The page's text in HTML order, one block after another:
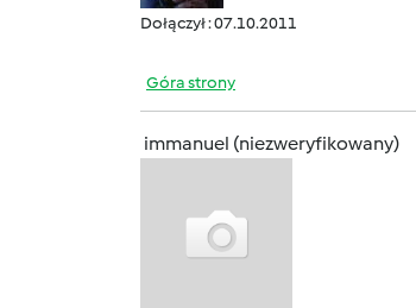
Dołączył : 07.10.2011
Góra strony
immanuel (niezweryfikowany)